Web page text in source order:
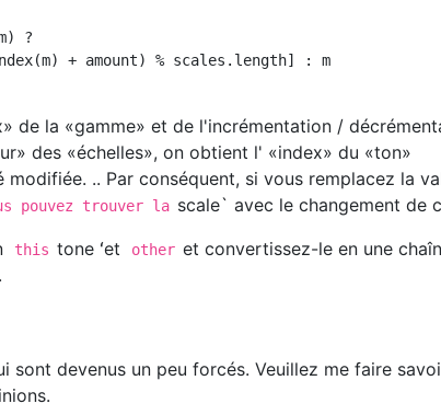
?
+ amount) % scales.length] : m
de la «gamme» et de l'incrémentation /
des «échelles», on obtient l' «index» du «ton»
.. Par conséquent, si vous remplacez la
pouvez trouver la scale` avec le changement de
this tone ʻet other et convertissez-le en une
sont devenus un peu forcés. Veuillez me faire